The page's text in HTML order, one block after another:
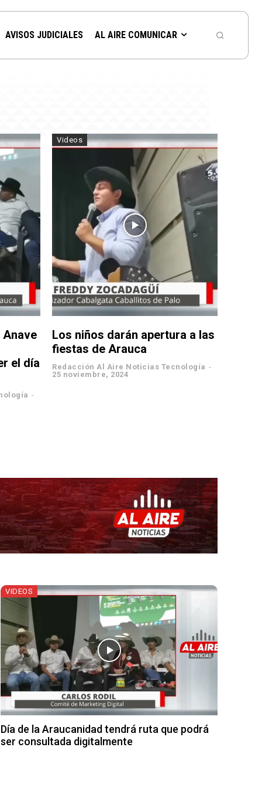
AVISOS JUDICIALES AL AIRE COMUNICAR
Anave
el día
-
Videos
Los niños darán apertura a las
fiestas de Arauca
Redacción Al Aire Noticias Tecnología -
25 noviembre, 2024
VIDEOS
Día de la Araucanidad tendrá ruta que podrá
ser consultada digitalmente